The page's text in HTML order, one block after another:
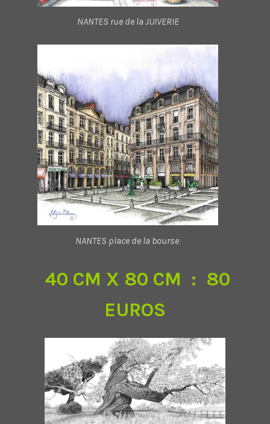
NANTES rue de la JUIVERIE
NANTES place de la bourse
40 CM X 80 CM : 80
EUROS